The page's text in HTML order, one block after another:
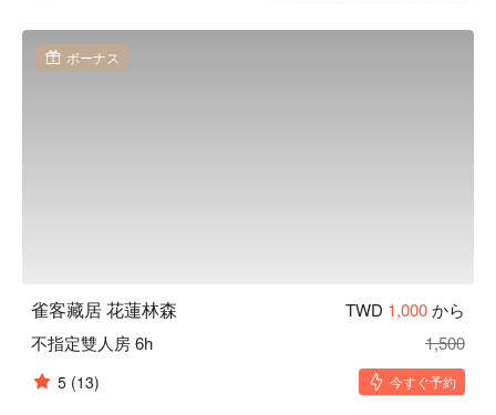
ボーナス
雀客藏居 花蓮林森 TWD 1,000から
不指定雙人房 6h
1,500
5 (13) 今すぐ予約